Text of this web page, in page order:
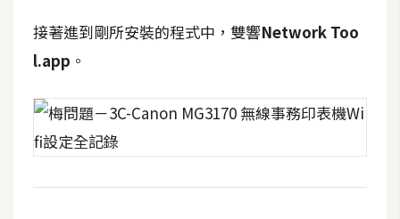
接著進到剛所安裝的程式中，雙響Network Too
l.app 。